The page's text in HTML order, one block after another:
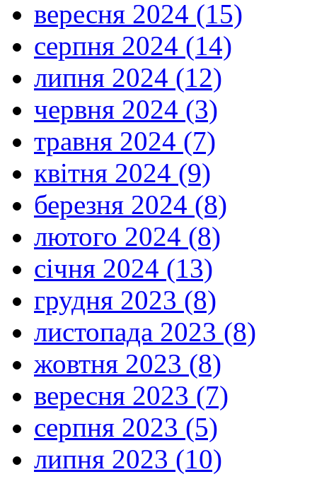
вересня 2024 (15)
серпня 2024 (14)
липня 2024 (12)
червня 2024 (3)
травня 2024 (7)
квітня 2024 (9)
березня 2024 (8)
лютого 2024 (8)
січня 2024 (13)
грудня 2023 (8)
листопада 2023 (8)
жовтня 2023 (8)
вересня 2023 (7)
серпня 2023 (5)
липня 2023 (10)